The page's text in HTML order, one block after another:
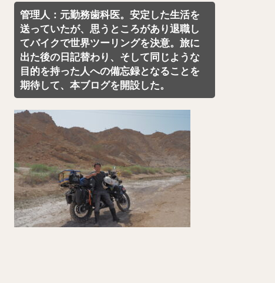
管理人：元勤務歯科医。安定した生活を
送っていたが、思うところがあり退職し
てバイクで世界ツーリングを決意。旅に
出た後の日記替わり、そして同じような
目的を持った人への備忘録となることを
期待して、本ブログを開設した。